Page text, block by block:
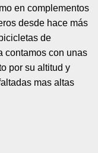
en complementos
desde hace más
de
contamos con unas
por su altitud y
mas altas